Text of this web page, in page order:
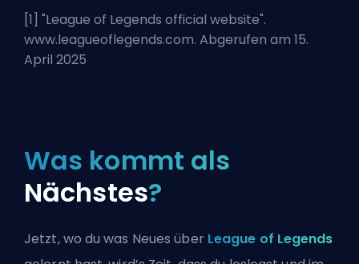
[1] "League of Legends official website".
www.leagueoflegends.com. Abgerufen am 15.
April 2025
Was kommt als
Nächstes?
Jetzt, wo du was Neues über League of Legends